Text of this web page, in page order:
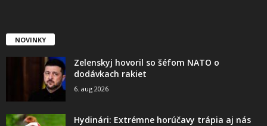
NOVINKY
Zelenskyj hovoril so šéfom NATO o
dodávkach rakiet
6. aug 2026
Hydinári: Extrémne horúčavy trápia aj nás